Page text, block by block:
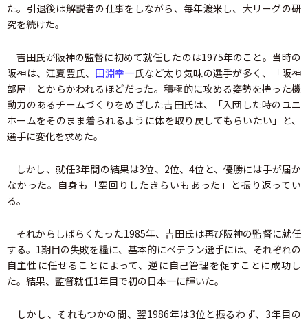
た。引退後は解説者の仕事をしながら、毎年渡米し、大リーグの研
究を続けた。
吉田氏が阪神の監督に初めて就任したのは1975年のこと。当時の
阪神は、江夏豊氏、 田淵幸一氏など太り気味の選手が多く、「阪神
部屋」とからかわれるほどだった。積極的に攻める姿勢を持った機
動力のあるチームづくりをめざした吉田氏は、「入団した時のユニ
ホームをそのまま着られるように体を取り戻してもらいたい」と、
選手に変化を求めた。
しかし、就任3年間の結果は3位、2位、4位と、優勝には手が届か
なかった。自身も「空回りしたきらいもあった」と振り返ってい
る。
それからしばらくたった1985年、吉田氏は再び阪神の監督に就任
する。1期目の失敗を糧に、基本的にベテラン選手には、それぞれの
自主性に任せることによって、逆に自己管理を促すことに成功し
た。結果、監督就任1年目で初の日本一に輝いた。
しかし、それもつかの間、翌1986年は3位と振るわず、3年目の